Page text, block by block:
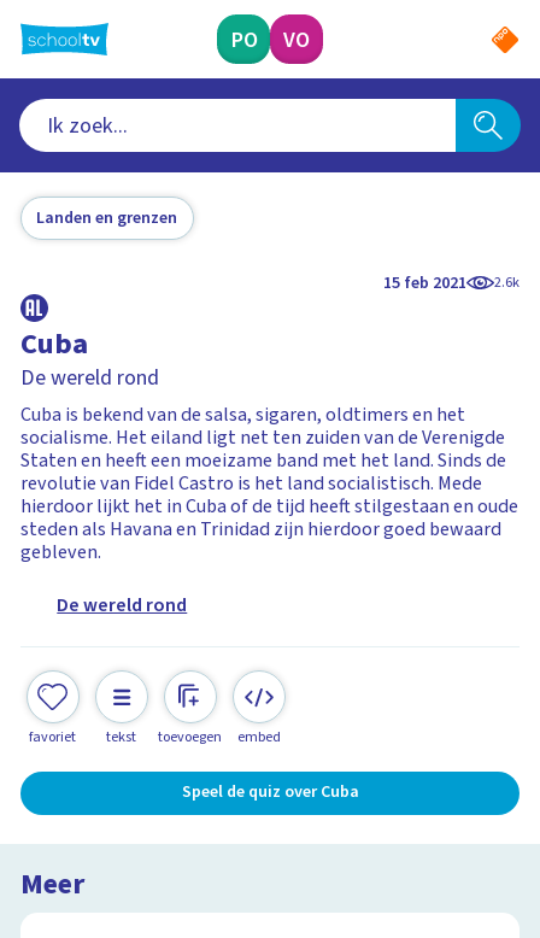
naar
hoofdinhoud
PO VO
Landen en grenzen
15 feb 2021 2.6k
Cuba
De wereld rond
Cuba is bekend van de salsa, sigaren, oldtimers en het
socialisme. Het eiland ligt net ten zuiden van de Verenigde
Staten en heeft een moeizame band met het land. Sinds de
revolutie van Fidel Castro is het land socialistisch. Mede
hierdoor lijkt het in Cuba of de tijd heeft stilgestaan en oude
steden als Havana en Trinidad zijn hierdoor goed bewaard
gebleven.
De wereld rond
favoriet tekst toevoegen embed
Speel de quiz over Cuba
Meer